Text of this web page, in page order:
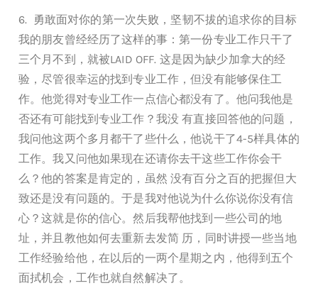
6. 勇敢面对你的第一次失败，坚韧不拔的追求你的目标
我的朋友曾经经历了这样的事：第一份专业工作只干了
三个月不到，就被LAID OFF. 这是因为缺少加拿大的经
验，尽管很幸运的找到专业工作，但没有能够保住工
作。他觉得对专业工作一点信心都没有了。他问我他是
否还有可能找到专业工作？我没 有直接回答他的问题，
我问他这两个多月都干了些什么，他说干了4-5样具体的
工作。我又问他如果现在还请你去干这些工作你会干
么？他的答案是肯定的，虽然 没有百分之百的把握但大
致还是没有问题的。于是我对他说为什么你说你没有信
心？这就是你的信心。然后我帮他找到一些公司的地
址，并且教他如何去重新去发简 历，同时讲授一些当地
工作经验给他，在以后的一两个星期之内，他得到五个
面拭机会，工作也就自然解决了。